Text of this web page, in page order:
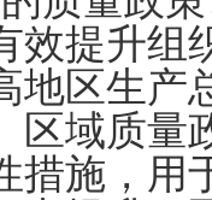
效提升组
地区生产
区域质量
措施，用